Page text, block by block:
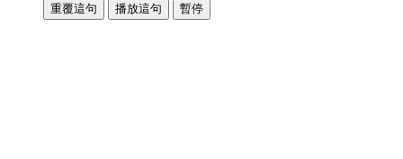
重覆這句 播放這句 暫停